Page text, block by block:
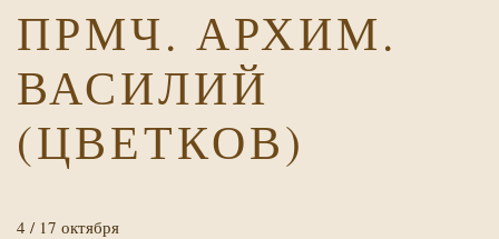
ПРМЧ. АРХИМ.
ВАСИЛИЙ
(ЦВЕТКОВ)
4 / 17 октября